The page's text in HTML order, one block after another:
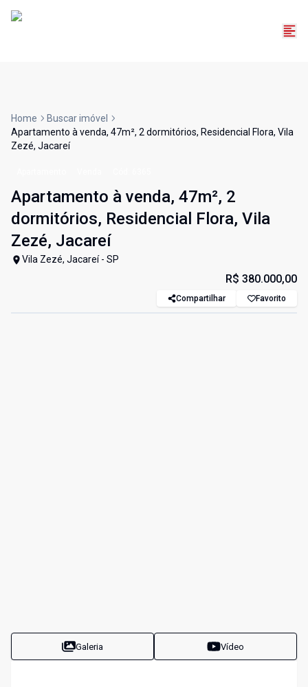
Home
Buscar imóvel
Apartamento à venda, 47m², 2 dormitórios, Residencial Flora, Vila
Zezé, Jacareí
Apartamento à venda, 47m², 2
dormitórios, Residencial Flora, Vila
Zezé, Jacareí
Vila Zezé, Jacareí - SP
R$ 380.000,00
Compartilhar Favorito
Galeria Vídeo